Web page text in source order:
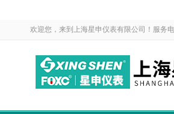
欢迎您，来到上海星申仪表有限公司！服务